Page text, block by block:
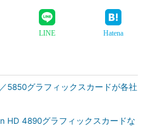
LINE Hatena
5850グラフィックスカードが各社
HD 4890グラフィックスカードな